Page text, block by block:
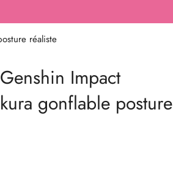
réaliste
Impact
gonflable posture